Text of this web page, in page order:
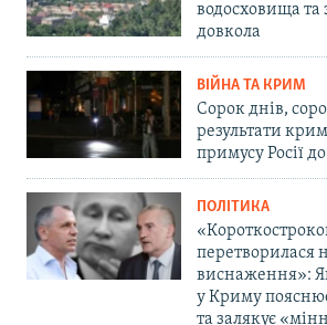
водосховища та
довкола
ВІЙНА ТА КРИМ
Сорок днів,
результати
примусу Росії
ПОЛІТИКА
перетворилася
виснаження»:
у Криму
та залякує